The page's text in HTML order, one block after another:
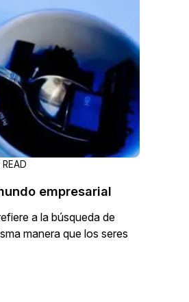
Sobre nosotros
Más información sobre
misión
Trabaja con nosotros
Únase a nuestro equipo y
construir el futuro de la redacción
Póngase en contacto con
empresarial
a la búsqueda de
manera que los seres